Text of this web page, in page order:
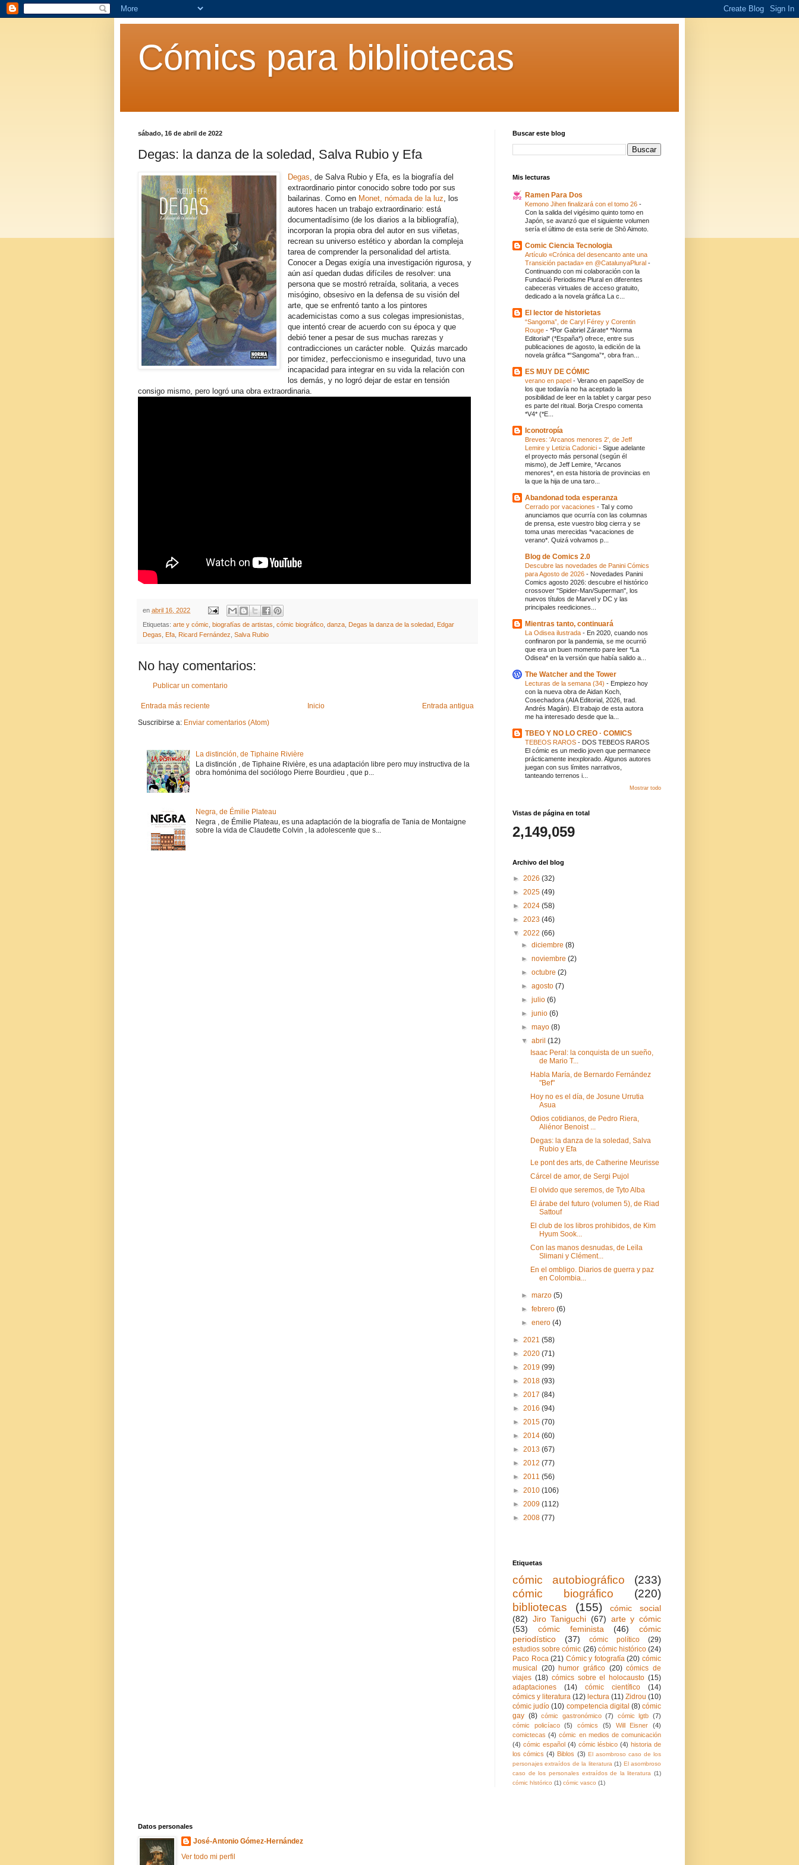
Cómics para bibliotecas
sábado, 16 de abril de 2022
Degas: la danza de la soledad, Salva Rubio y Efa
Degas , de Salva Rubio y Efa, es la biografía del
extraordinario pintor conocido sobre todo por sus
bailarinas. Como en Monet, nómada de la luz , los
autores hacen un trabajo extraordinario: está
documentadísimo (de los diarios a la bibliografía),
incorporan la propia obra del autor en sus viñetas,
recrean su universo estético y abordan la compleja
tarea de comprender la personalidad del artista.
Conocer a Degas exigía una investigación rigurosa, y
aún así quedan dudas difíciles de resolver: una
persona que se mostró retraída, solitaria, a veces
misógino, obsesivo en la defensa de su visión del
arte, que se enfrentó tanto a los pintores
academicistas como a sus colegas impresionistas,
que intentó crear de acuerdo con su época y que
debió tener a pesar de sus muchas rarezas y
contradicciones un carácter noble. Quizás marcado
por timidez, perfeccionismo e inseguridad, tuvo una
incapacidad para integrar en su vida la relación con
los demás, y no logró dejar de estar en tensión
consigo mismo, pero logró una obra extraordinaria.
en abril 16, 2022
Etiquetas: arte y cómic biografías de artistas cómic biográfico danza Degas la danza de la soledad Edgar
Degas
Efa Ricard Fernández Salva Rubio
No hay comentarios:
Publicar un comentario
Entrada más reciente Entrada antigua
Inicio
Suscribirse a: Enviar comentarios (Atom)
La distinción, de Tiphaine Rivière
La distinción , de Tiphaine Rivière, es una adaptación libre pero muy instructiva de la
obra homónima del sociólogo Pierre Bourdieu , que p...
Negra, de Émilie Plateau
Negra , de Émilie Plateau, es una adaptación de la biografía de Tania de Montaigne
sobre la vida de Claudette Colvin , la adolescente que s...
Buscar este blog
Mis lecturas
Ramen Para Dos
Kemono Jihen finalizará con el tomo 26 -
Con la salida del vigésimo quinto tomo en
Japón, se avanzó que el siguiente volumen
sería el último de esta serie de Shō Aimoto.
Comic Ciencia Tecnologia
Artículo «Crónica del desencanto ante una
Transición pactada» en @CatalunyaPlural -
Continuando con mi colaboración con la
Fundació Periodisme Plural en diferentes
cabeceras virtuales de acceso gratuito,
dedicado a la novela gráfica La c...
El lector de historietas
“Sangoma”, de Caryl Férey y Corentin
Rouge - *Por Gabriel Zárate* *Norma
Editorial* (*España*) ofrece, entre sus
publicaciones de agosto, la edición de la
novela gráfica *“Sangoma”*, obra fran...
ES MUY DE CÓMIC
verano en papel - Verano en papelSoy de
los que todavía no ha aceptado la
posibilidad de leer en la tablet y cargar peso
es parte del ritual. Borja Crespo comenta
*V4* (*E...
Iconotropía
Breves: 'Arcanos menores 2', de Jeff
Lemire y Letizia Cadonici - Sigue adelante
el proyecto más personal (según él
mismo), de Jeff Lemire, *Arcanos
menores*, en esta historia de provincias en
la que la hija de una taro...
Abandonad toda esperanza
Cerrado por vacaciones - Tal y como
anunciamos que ocurría con las columnas
de prensa, este vuestro blog cierra y se
toma unas merecidas *vacaciones de
verano*. Quizá volvamos p...
Blog de Comics 2.0
Descubre las novedades de Panini Cómics
para Agosto de 2026 - Novedades Panini
Comics agosto 2026: descubre el histórico
crossover "Spider-Man/Superman", los
nuevos títulos de Marvel y DC y las
principales reediciones...
Mientras tanto, continuará
La Odisea ilustrada - En 2020, cuando nos
confinaron por la pandemia, se me ocurrió
que era un buen momento pare leer *La
Odisea* en la versión que había salido a...
The Watcher and the Tower
Lecturas de la semana (34) - Empiezo hoy
con la nueva obra de Aidan Koch,
Cosechadora (AIA Editorial, 2026, trad.
Andrés Magán). El trabajo de esta autora
me ha interesado desde que la...
TBEO Y NO LO CREO · COMICS
TEBEOS RAROS - DOS TEBEOS RAROS
El cómic es un medio joven que permanece
prácticamente inexplorado. Algunos autores
juegan con sus límites narrativos,
tanteando terrenos i...
Mostrar todo
Vistas de página en total
2,149,059
Archivo del blog
► 2026 (32)
► 2025 (49)
► 2024 (58)
► 2023 (46)
▼ 2022 (66)
►diciembre(8)
►noviembre(2)
►octubre(2)
►agosto(7)
►julio(6)
►junio(6)
►mayo(8)
▼abril(12)
Isaac Peral: la conquista de un sueño,
de Mario T...
Habla María, de Bernardo Fernández
"Bef"
Hoy no es el día, de Josune Urrutia
Asua
Odios cotidianos, de Pedro Riera,
Aliénor Benoist ...
Degas: la danza de la soledad, Salva
Rubio y Efa
Le pont des arts, de Catherine Meurisse
Cárcel de amor, de Sergi Pujol
El olvido que seremos, de Tyto Alba
El árabe del futuro (volumen 5), de Riad
Sattouf
El club de los libros prohibidos, de Kim
Hyum Sook...
Con las manos desnudas, de Leïla
Slimani y Clément...
En el ombligo. Diarios de guerra y paz
en Colombia...
►marzo(5)
►febrero(6)
►enero(4)
► 2021 (58)
► 2020 (71)
► 2019 (99)
► 2018 (93)
► 2017 (84)
► 2016 (94)
► 2015 (70)
► 2014 (60)
► 2013 (67)
► 2012 (77)
► 2011 (56)
► 2010 (106)
► 2009 (112)
► 2008 (77)
Etiquetas
cómic autobiográfico
(233)
cómic biográfico
(220)
bibliotecas
(155)
cómic social
(82) Jiro Taniguchi (67) arte y cómic
(53)
cómic feminista (46)
cómic
periodístico
(37) cómic político
(29)
estudios sobre cómic (26) cómic histórico (24)
Paco Roca (21) Cómic y fotografía (20) cómic
musical
(20) humor gráfico (20) cómics de
viajes (18) cómics sobre el holocausto (15)
adaptaciones
(14) cómic científico
(14)
cómics y literatura (12) lectura (11) Zidrou (10)
cómic judío (10) competencia digital (8) cómic
gay (8) cómic gastronómico (7) cómic lgtb (7)
cómic policíaco
(5) cómics (5) Will Eisner
(4)
comictecas (4) cómic en medios de comunicación
(4) cómic español (4) cómic lésbico (4) historia de
los cómics (4) Biblos (3) El asombroso caso de los
personajes extraídos de la literatura (1) El asombroso
caso de los personales extraídos de la literatura (1)
cómic hlstórico (1) cómic vasco (1)
Datos personales
José-Antonio Gómez-Hernández
Ver todo mi perfil